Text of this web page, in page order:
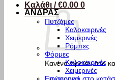
Καλάθι /€0.00 0
Κανένα προϊόν στο
ΑΝΔΡΑΣ
Πυτζάμες
Καλοκαιρινές
Χειμερινές
Ρόμπες
Φόρμες
Καλοκαιρινές
Χειμερινές